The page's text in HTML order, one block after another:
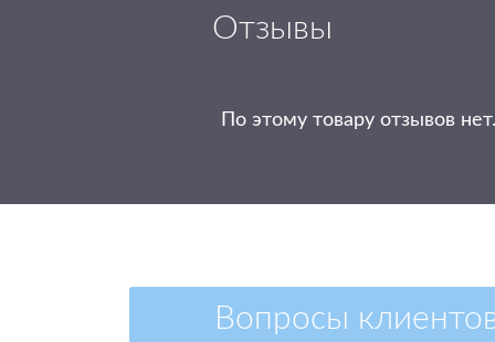
Отзывы
По этому товару отзывов нет.
Вопросы